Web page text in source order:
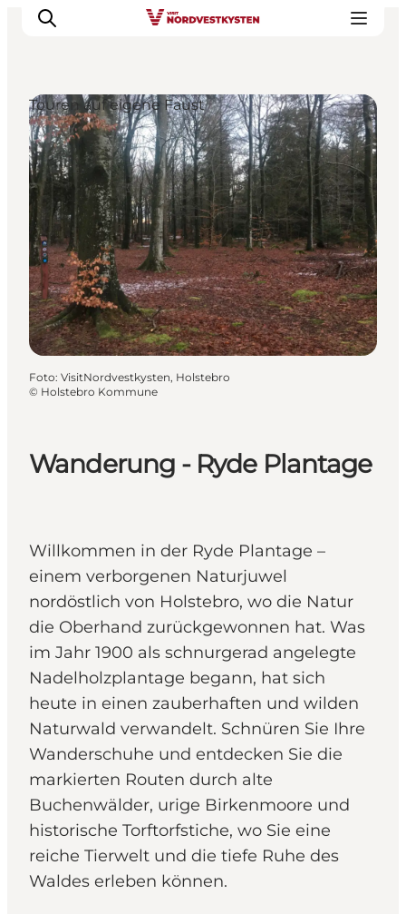
Urlaubsorte
Inspiration
Events
Unterkunft
Mach deine Urlaubsplanung
Wanderung - Ryde Plantage
Willkommen in der Ryde Plantage –
einem verborgenen Naturjuwel
nordöstlich von Holstebro, wo die Natur
die Oberhand zurückgewonnen hat. Was
im Jahr 1900 als schnurgerad angelegte
Nadelholzplantage begann, hat sich
heute in einen zauberhaften und wilden
Naturwald verwandelt. Schnüren Sie Ihre
Wanderschuhe und entdecken Sie die
markierten Routen durch alte
Buchenwälder, urige Birkenmoore und
historische Torftorfstiche, wo Sie eine
reiche Tierwelt und die tiefe Ruhe des
Waldes erleben können.
Touren auf eigene Faust
Foto: VisitNordvestkysten, Holstebro
© Holstebro Kommune